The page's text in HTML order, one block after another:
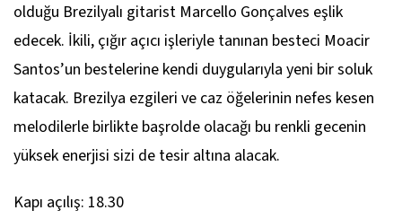
olduğu Brezilyalı gitarist Marcello Gonçalves eşlik
edecek. İkili, çığır açıcı işleriyle tanınan besteci Moacir
Santos’un bestelerine kendi duygularıyla yeni bir soluk
katacak. Brezilya ezgileri ve caz öğelerinin nefes kesen
melodilerle birlikte başrolde olacağı bu renkli gecenin
yüksek enerjisi sizi de tesir altına alacak.
Kapı açılış: 18.30